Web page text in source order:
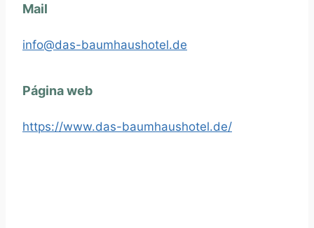
Mail
info@das-baumhaushotel.de
Página web
https://www.das-baumhaushotel.de/